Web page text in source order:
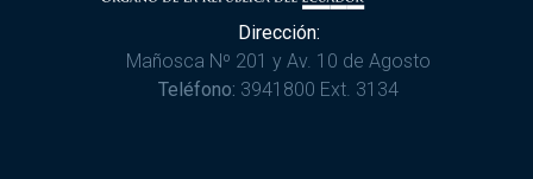
Dirección:
Mañosca Nº 201 y Av. 10 de Agosto
Teléfono: 3941800 Ext. 3134